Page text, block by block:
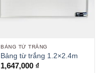
BẢNG TỪ TRẮNG
Bảng từ trắng 1.2×2.4m
1,647,000 ₫